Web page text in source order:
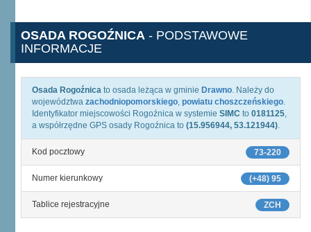
OSADA ROGOŹNICA - PODSTAWOWE
INFORMACJE
Osada Rogoźnica to osada leżąca w gminie Drawno. Należy do
województwa zachodniopomorskiego, powiatu choszczeńskiego.
Identyfikator miejscowości Rogoźnica w systemie SIMC to 0181125,
a współrzędne GPS osady Rogoźnica to (15.956944, 53.121944).
73-220
Kod pocztowy
(+48) 95
Numer kierunkowy
ZCH
Tablice rejestracyjne